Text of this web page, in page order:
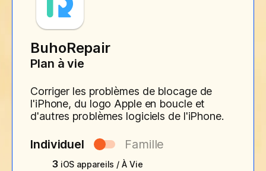
BuhoRepair
Plan à vie
Corriger les problèmes de blocage de
l'iPhone, du logo Apple en boucle et
d'autres problèmes logiciels de l'iPhone.
Individuel Famille
3iOS appareils / À Vie